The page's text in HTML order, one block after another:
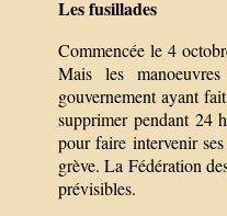
Les fusillades
Commencée le 4
Mais les
gouvernement ayant
supprimer pendant 24
pour faire intervenir
grève. La Fédération
prévisibles.